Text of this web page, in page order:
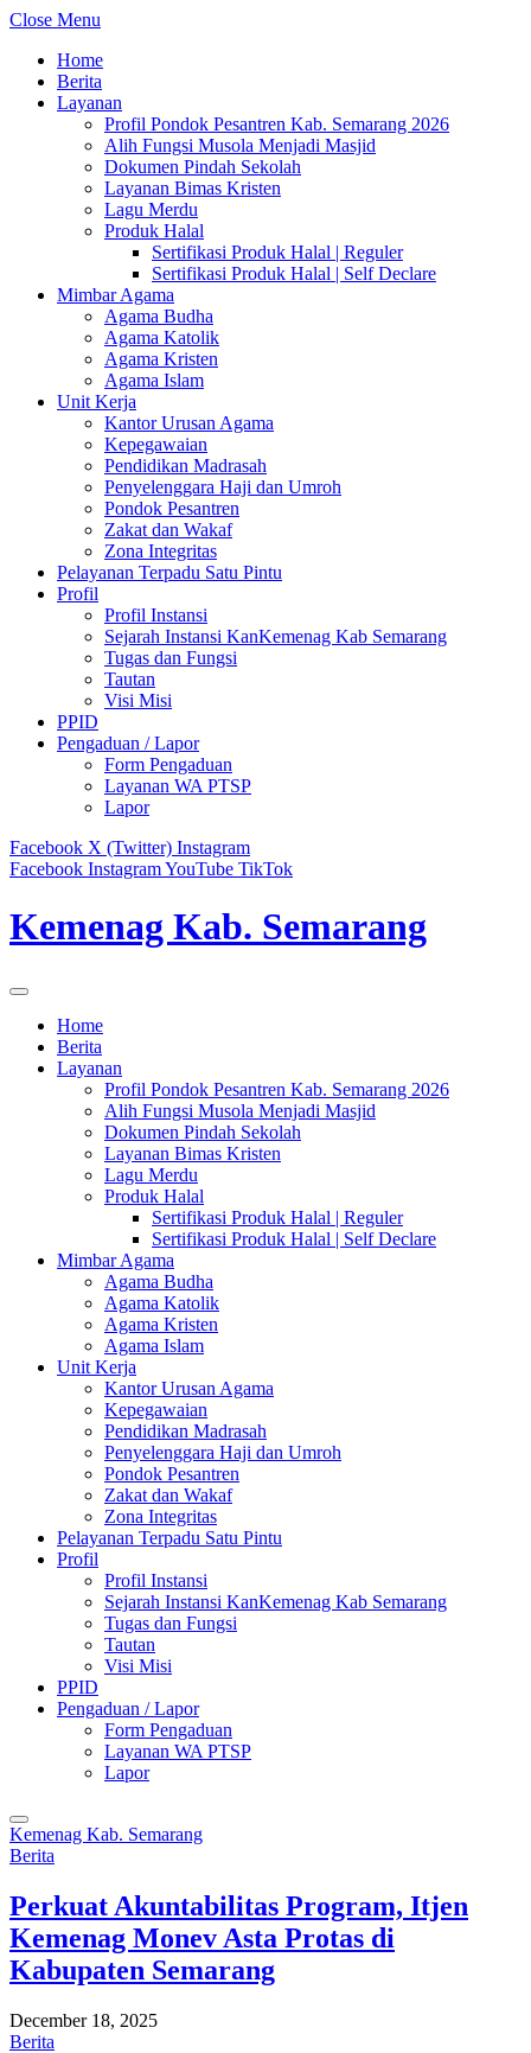
Close Menu
Home
Berita
Layanan
Profil Pondok Pesantren Kab. Semarang 2026
Alih Fungsi Musola Menjadi Masjid
Dokumen Pindah Sekolah
Layanan Bimas Kristen
Lagu Merdu
Produk Halal
Sertifikasi Produk Halal | Reguler
Sertifikasi Produk Halal | Self Declare
Mimbar Agama
Agama Budha
Agama Katolik
Agama Kristen
Agama Islam
Unit Kerja
Kantor Urusan Agama
Kepegawaian
Pendidikan Madrasah
Penyelenggara Haji dan Umroh
Pondok Pesantren
Zakat dan Wakaf
Zona Integritas
Pelayanan Terpadu Satu Pintu
Profil
Profil Instansi
Sejarah Instansi KanKemenag Kab Semarang
Tugas dan Fungsi
Tautan
Visi Misi
PPID
Pengaduan / Lapor
Form Pengaduan
Layanan WA PTSP
Lapor
Facebook X (Twitter) Instagram
Facebook InstagramYouTube TikTok
Kemenag Kab. Semarang
Home
Berita
Layanan
Profil Pondok Pesantren Kab. Semarang 2026
Alih Fungsi Musola Menjadi Masjid
Dokumen Pindah Sekolah
Layanan Bimas Kristen
Lagu Merdu
Produk Halal
Sertifikasi Produk Halal | Reguler
Sertifikasi Produk Halal | Self Declare
Mimbar Agama
Agama Budha
Agama Katolik
Agama Kristen
Agama Islam
Unit Kerja
Kantor Urusan Agama
Kepegawaian
Pendidikan Madrasah
Penyelenggara Haji dan Umroh
Pondok Pesantren
Zakat dan Wakaf
Zona Integritas
Pelayanan Terpadu Satu Pintu
Profil
Profil Instansi
Sejarah Instansi KanKemenag Kab Semarang
Tugas dan Fungsi
Tautan
Visi Misi
PPID
Pengaduan / Lapor
Form Pengaduan
Layanan WA PTSP
Lapor
Kemenag Kab. Semarang
Berita
Perkuat Akuntabilitas Program, Itjen
Kemenag Monev Asta Protas di
Kabupaten Semarang
December 18, 2025
Berita